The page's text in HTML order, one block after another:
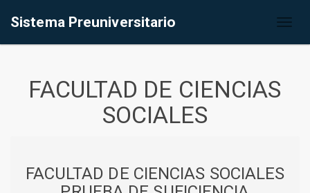
Sistema Preuniversitario
FACULTAD DE CIENCIAS
SOCIALES
FACULTAD DE CIENCIAS SOCIALES